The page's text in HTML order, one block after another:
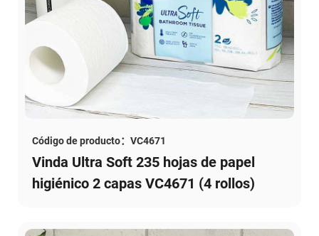
Código de producto：VC4671
Vinda Ultra Soft 235 hojas de papel
higiénico 2 capas VC4671 (4 rollos)